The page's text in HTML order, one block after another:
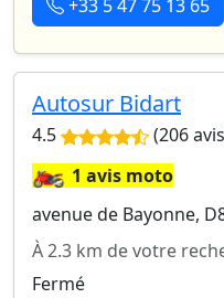
+33 5 47 75 13 65
Autosur Bidart
4.5 (206
🏍️1 avis moto
avenue de Bayonne,
À 2.3 km de votre
Fermé